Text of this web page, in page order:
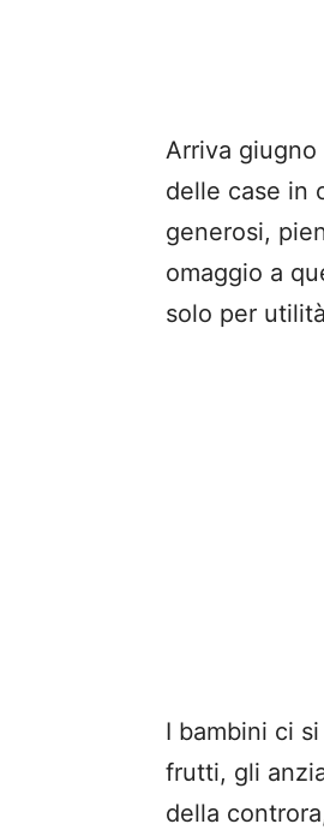
Arriva
delle case in
generosi,
omaggio a
solo per
I bambini ci
frutti, gli
della